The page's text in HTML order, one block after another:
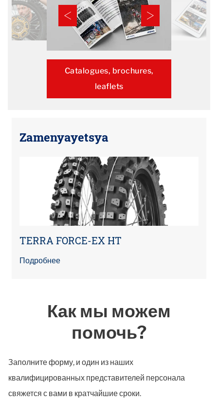
Catalogues, brochures,
leaflets
Zamenyayetsya
TERRA FORCE-EX HT
Подробнее
Как мы можем
помочь?
Заполните форму, и один из наших
квалифицированных представителей персонала
свяжется с вами в кратчайшие сроки.